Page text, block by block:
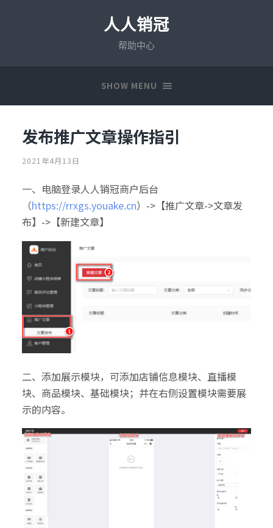
人人销冠
帮助中心
SHOW MENU
发布推广文章操作指引
2021年4月13日
一、电脑登录人人销冠商户后台
（https://rrxgs.youake.cn）->【推广文章->文章发
布】->【新建文章】
二、添加展示模块，可添加店铺信息模块、直播模
块、商品模块、基础模块；并在右侧设置模块需要展
示的内容。